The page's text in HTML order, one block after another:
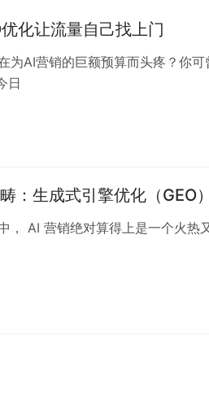
化让流量自己找上门
为AI营销的巨额预算而头疼？你
日
：生成式引擎优化（GEO
， AI 营销绝对算得上是一个火